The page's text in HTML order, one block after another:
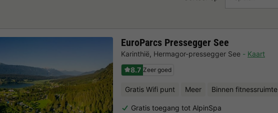
EuroParcs Pressegger See
Karinthië, Hermagor-pressegger See
Kaart
8.7 Zeer goed
Gratis Wifi punt Meer Binnen fitnessruimte
Gratis toegang tot AlpinSpa